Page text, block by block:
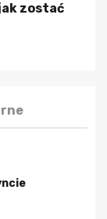
zostać